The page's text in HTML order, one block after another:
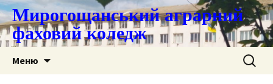
Мирогощанський аграрний
фаховий коледж
Меню Пошук: